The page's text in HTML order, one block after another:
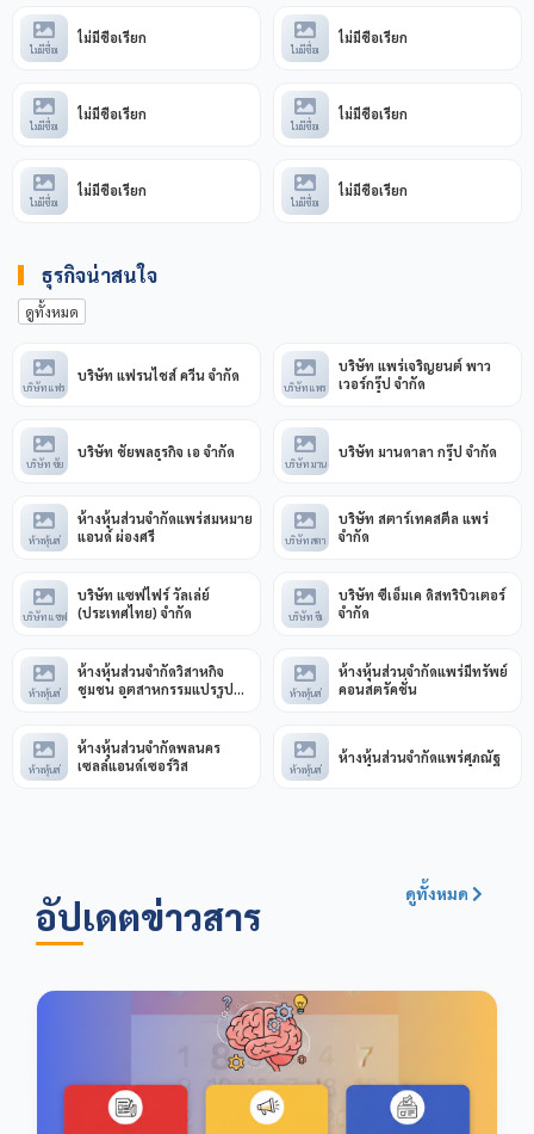
ไม่มีชื่อเ
ไม่มีชื่อเรียก
ไม่มีชื่อเ
ไม่มีชื่อเรียก
ไม่มีชื่อเ
ไม่มีชื่อเรียก
ไม่มีชื่อเ
ไม่มีชื่อเรียก
ไม่มีชื่อเ
ไม่มีชื่อเรียก
ไม่มีชื่อเ
ไม่มีชื่อเรียก
ธุรกิจน่าสนใจ
ดูทั้งหมด
บริษัท แฟร
บริษัท แฟรนไชส์ ควีน จำกัด
บริษัท แพร
บริษัท แพร่เจริญยนต์ พาว
เวอร์กรุ๊ป จำกัด
บริษัท ชัย
บริษัท ชัยพลธุรกิจ เอ จำกัด
บริษัท มาน
บริษัท มานดาลา กรุ๊ป จำกัด
ห้างหุ้นส่
ห้างหุ้นส่วนจำกัดแพร่สมหมาย
แอนด์ ผ่องศรี
บริษัท สตา
บริษัท สตาร์เทคสตีล แพร่
จำกัด
บริษัท แซฟ
บริษัท แซฟไฟร์ วัลเล่ย์
(ประเทศไทย) จำกัด
บริษัท ซีเ
บริษัท ซีเอ็มเค ดิสทริบิวเตอร์
จำกัด
ห้างหุ้นส่
ห้างหุ้นส่วนจำกัดวิสาหกิจ
ชุมชน อุตสาหกรรมแปรรูป
ห้างหุ้นส่
ห้างหุ้นส่วนจำกัดแพร่มีทรัพย์
คอนสตรัคชั่น
ห้างหุ้นส่
ห้างหุ้นส่วนจำกัดพลนคร
เซลล์แอนด์เซอร์วิส
ห้างหุ้นส่
ห้างหุ้นส่วนจำกัดแพร่ศุภณัฐ
อัปเดตข่าวสาร ดูทั้งหมด